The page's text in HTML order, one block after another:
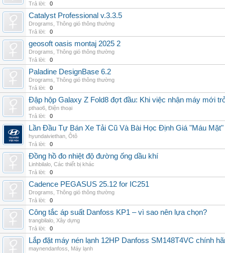
Trả lời:
0
Catalyst Professional v.3.3.5
Drograms Thông gió thông thường
Trả lời:
0
geosoft oasis montaj 2025 2
Drograms Thông gió thông thường
Trả lời:
0
Paladine DesignBase 6.2
Drograms Thông gió thông thường
Trả lời:
0
Đập hộp Galaxy Z Fold8 đợt đầu: Khi việc nhận máy mới
pthao6 Điện thoại
Trả lời:
0
Lần Đầu Tự Bán Xe Tải Cũ Và Bài Học Định Giá "Máu
hyundaiviethan Ôtô
Trả lời:
0
Đồng hồ đo nhiệt độ đường ống dầu khí
Linhbilalo Các thiết bị khác
Trả lời:
0
Cadence PEGASUS 25.12 for IC251
Drograms Thông gió thông thường
Trả lời:
0
Công tắc áp suất Danfoss KP1 – vì sao nên lựa chọn?
trangbilalo Xây dựng
Trả lời:
0
Lắp đặt máy nén lạnh 12HP Danfoss SM148T4VC chính
maynendanfoss
Máy lạnh